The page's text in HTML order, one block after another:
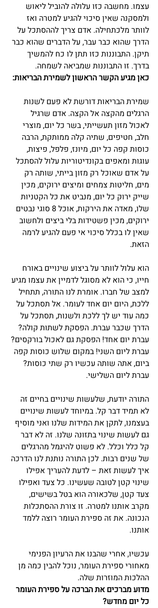
עצמו. מחשבה כזו עלולה להוביל ליאוש
ולמסקנה שאין סיכוי להגיע למטרה ואז
לוותר מלכתחילה. אדם צריך לההסתכל על
הדרך שהוא כבר עבר, על הדברים שהוא כבר
תיקן. התבוננות כזו תתן לו כח להמשיך
בדרך. זו התבוננות שמביאה לשמחה.
כאן מגיע הקשר הראשון לשמירת הבריאות:
שמירת הבריאות דורשת לא פעם לשנות
הרגלים מהקצה אל הקצה. אדם שרגיל
לאכול מזון תעשייתי, בשר כל יום, מוצרי
חלב, חטיפים, שתיה קלה ממותקת, הרבה
כוסות קפה כל יום, מיונז, פלפל, פיצות,
עוגות ומאפים בקונדיטוריות עלול להסתכל
על אדם שאוכל רק מזון בייתי, שותה רק
מים, חליטות צמחים ומיצים ירוקים, מכין
שייק ירוק כל יום, מנביט את כל הקטניות
שלו, מאדה את הירקות, אוכל 8 סוגי נבטים
ירוקים, מכין פשטידות בלי ביצים ולחשוב
שאין לו בכלל סיכוי אי פעם להגיע לרמה
הזאת.
הוא עלול לוותר על ביצוע שינויים באורח
חייו, כי הוא לא מסוגל לדמיין את עצמו מגיע
למצב של חברו. אומרת לנו התורה, תתחיל
ללכת, היום יום אחד לעומר. אל תסתכל על
כמה עוד יש לך ללכת ולשנות, תסתכל על
הדרך שכבר עברת. הפסקת לשתות קולה?
עברת יום אחד! הפסקת גם לאכול בורקסים?
עברת ליום השני! במקום שלוש כוסות קפה
ביום, אתה שותה עכשיו רק שתי כוסות?
עברת ליום השלישי.
התורה יודעת, שלעשות שינויים בחיים זה
לא תמיד דבר קל. במיוחד לעשות שינויים
בעצמנו, לתקן את המידות שלנו ואני מוסיף
גם לעשות שינוי בתזונה שלנו. זה לא דבר
קל כלל וכלל. לא פשוט להיגמל מהרגלים
של שנים רבות. לכן התורה נותנת לנו הדרכה
איך לעשות זאת – לדעת להעריך אפילו
שינוי קטן לטובה שעשינו. כל צעד ואפילו
צעד קטן, שלכאורה הוא בטל בשישים,
מקרב אותנו למטרה. זו צורת ההסתכלות
הנכונה. את זה ספירת העומר רוצה ללמד
אותנו.
עכשיו, אחרי שהבנו את הרעיון הפנימי
מאחורי ספירת העומר, נוכל להבין כמה מן
ההלכות המוזרות שלה.
מדוע מברכים את הברכה על ספירת העומר
כל יום מחדש?